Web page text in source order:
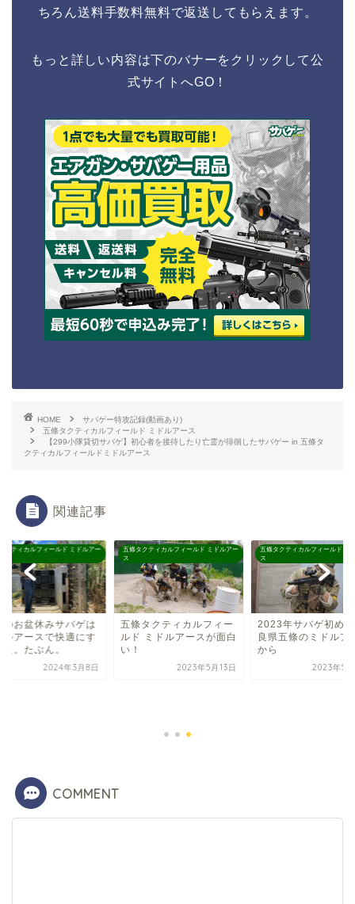
ちろん送料手数料無料で返送してもらえます。
もっと詳しい内容は下のバナーをクリックして公
式サイトへGO！
HOME
サバゲー特攻記録(動画あり)
五條タクティカルフィールド ミドルアース
【299小隊貸切サバゲ】初心者を接待したり亡霊が徘徊したサバゲー in 五條タ
クティカルフィールドミドルアース
関連記事
クティカルフィールド ミドルアー
タクティカルフィー
ミドルアースが面白
2023年5月13日
五條タクティカルフィールド ミドルアー
ス
2023年サバゲ初めは奈
良県五條のミドルアース
から
2023年5月20日
五條タクティカルフィールド ミ
ス
COMMENT